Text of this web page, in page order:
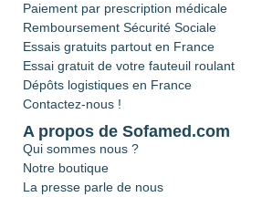
Paiement par prescription médicale
Remboursement Sécurité Sociale
Essais gratuits partout en France
Essai gratuit de votre fauteuil roulant
Dépôts logistiques en France
Contactez-nous !
A propos de Sofamed.com
Qui sommes nous ?
Notre boutique
La presse parle de nous